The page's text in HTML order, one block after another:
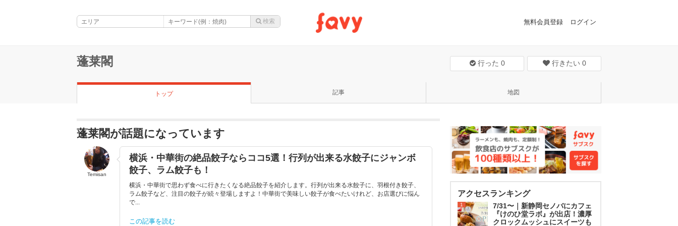
無料会員登録 ログイン
蓬莱閣 行った 0 行きたい 0
トップ 記事 地図
蓬莱閣が話題になっています
Temisan
横浜・中華街の絶品餃子ならココ5選！行列が出来る水餃子にジャンボ
餃子、ラム餃子も！
横浜・中華街で思わず食べに行きたくなる絶品餃子を紹介します。行列が出来る水餃子に、羽根付き餃子、
ラム餃子など、注目の餃子が続々登場しますよ！中華街で美味しい餃子が食べたいけれど、お店選びに悩ん
で...
この記事を読む
アクセスランキング
1
7/31〜｜新静岡セノバにカフェ
『けのひ堂ラボ』が出店！濃厚
クロックムッシュにスイーツも